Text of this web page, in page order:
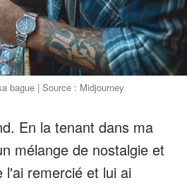
bague | Source : Midjourney
En la tenant dans ma
mélange de nostalgie et
l'ai remercié et lui ai